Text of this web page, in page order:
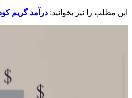
این مطلب را نیز بخوانید: درآمد گریم